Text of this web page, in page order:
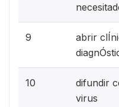
9
abrir
10
difundir
virus